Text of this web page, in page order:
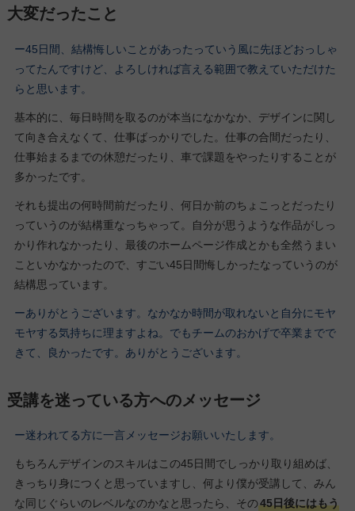
大変だったこと
ー45日間、結構悔しいことがあったっていう風に先ほどおっしゃ
ってたんですけど、よろしければ言える範囲で教えていただけた
らと思います。
基本的に、毎日時間を取るのが本当になかなか、デザインに関し
て向き合えなくて、仕事ばっかりでした。仕事の合間だったり、
仕事始まるまでの休憩だったり、車で課題をやったりすることが
多かったです。
それも提出の何時間前だったり、何日か前のちょこっとだったり
っていうのが結構重なっちゃって。自分が思うような作品がしっ
かり作れなかったり、最後のホームページ作成とかも全然うまい
こといかなかったので、すごい45日間悔しかったなっていうのが
結構思っています。
ーありがとうございます。なかなか時間が取れないと自分にモヤ
モヤする気持ちに理ますよね。でもチームのおかげで卒業までで
きて、良かったです。ありがとうございます。
受講を迷っている方へのメッセージ
ー迷われてる方に一言メッセージお願いいたします。
もちろんデザインのスキルはこの45日間でしっかり取り組めば、
きっちり身につくと思っていますし、何より僕が受講して、みん
な同じぐらいのレベルなのかなと思ったら、その45日後にはもう